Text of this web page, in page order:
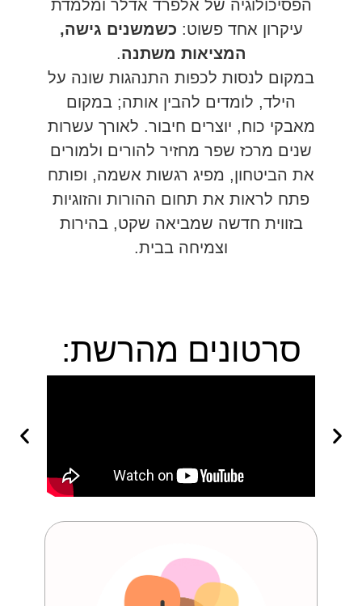
הפסיכולוגיה של אלפרד אדלר ומלמדת
עיקרון אחד פשוט: כשמשנים גישה,
המציאות משתנה.
במקום לנסות לכפות התנהגות שונה על
הילד, לומדים להבין אותה; במקום
מאבקי כוח, יוצרים חיבור. לאורך עשרות
שנים מרכז שפר מחזיר להורים ולמורים
את הביטחון, מפיג רגשות אשמה, ופותח
פתח לראות את תחום ההורות והזוגיות
בזווית חדשה שמביאה שקט, בהירות
וצמיחה בבית.
סרטונים מהרשת: